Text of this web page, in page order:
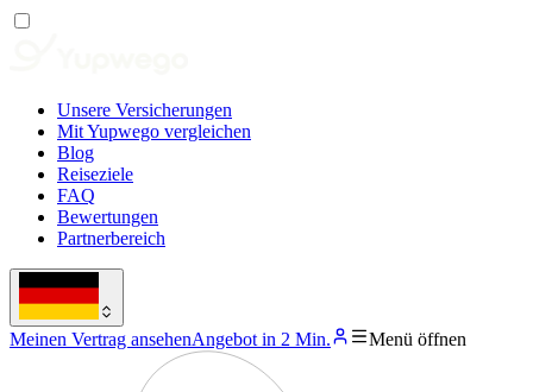
Unsere Versicherungen
Mit Yupwego vergleichen
Blog
Reiseziele
FAQ
Bewertungen
Partnerbereich
Meinen Vertrag ansehenAngebot in 2 Min. Menü öffnen